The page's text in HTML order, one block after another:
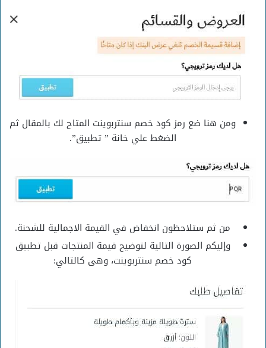
ومن هنا ضع رمز كود خصم سنتربوينت المتاح لك بالمقال ثم
الضغط علي خانة ” تطبيق”.
من ثم ستلاحظون انخفاض في القيمة الاجمالية للشحنة.
وإليكم الصورة التالية لتوضيح قيمة المنتجات قبل تطبيق
كود خصم سنتربوينت، وهى كالتالي: